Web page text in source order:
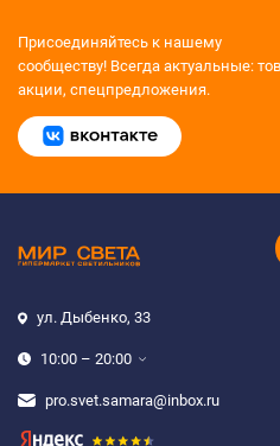
Присоединяйтесь к нашему
сообществу! Всегда актуальные:
акции, спецпредложения.
ул. Дыбенко, 33
10:00 – 20:00
pro.svet.samara@inbox.ru